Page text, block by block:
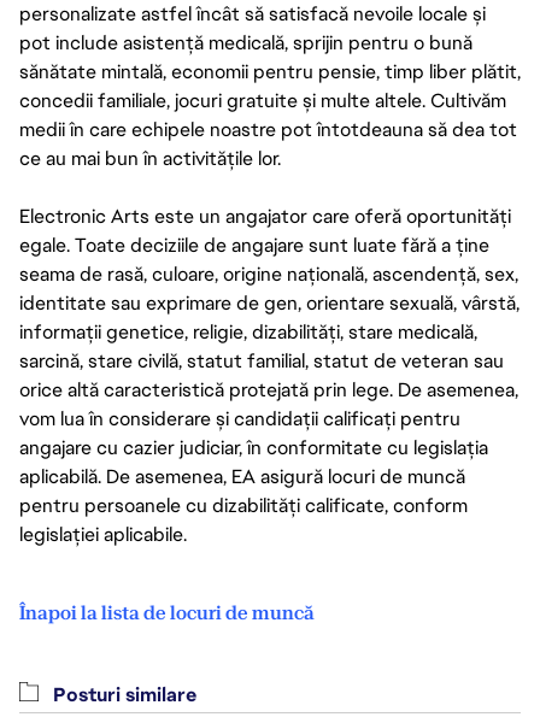
personalizate astfel încât să satisfacă nevoile locale și
pot include asistență medicală, sprijin pentru o bună
sănătate mintală, economii pentru pensie, timp liber plătit,
concedii familiale, jocuri gratuite și multe altele. Cultivăm
medii în care echipele noastre pot întotdeauna să dea tot
ce au mai bun în activitățile lor.
Electronic Arts este un angajator care oferă oportunități
egale. Toate deciziile de angajare sunt luate fără a ține
seama de rasă, culoare, origine națională, ascendență, sex,
identitate sau exprimare de gen, orientare sexuală, vârstă,
informații genetice, religie, dizabilități, stare medicală,
sarcină, stare civilă, statut familial, statut de veteran sau
orice altă caracteristică protejată prin lege. De asemenea,
vom lua în considerare și candidații calificați pentru
angajare cu cazier judiciar, în conformitate cu legislația
aplicabilă. De asemenea, EA asigură locuri de muncă
pentru persoanele cu dizabilități calificate, conform
legislației aplicabile.
Înapoi la lista de locuri de muncă
Posturi similare